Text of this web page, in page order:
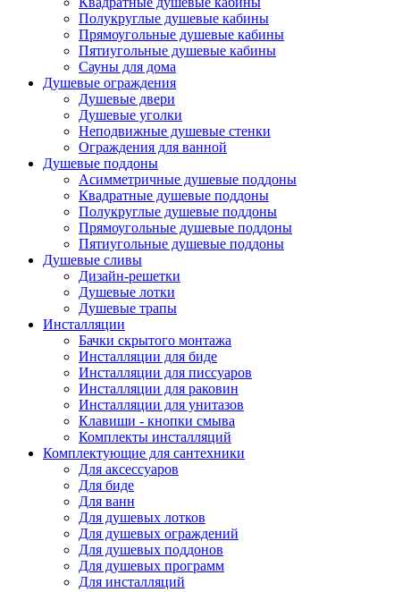
Полукруглые душевые кабины
Прямоугольные душевые кабины
Пятиугольные душевые кабины
Сауны для дома
Душевые ограждения
Душевые двери
Душевые уголки
Неподвижные душевые стенки
Ограждения для ванной
Душевые поддоны
Асимметричные душевые поддоны
Квадратные душевые поддоны
Полукруглые душевые поддоны
Прямоугольные душевые поддоны
Пятиугольные душевые поддоны
Душевые сливы
Дизайн-решетки
Душевые лотки
Душевые трапы
Инсталляции
Бачки скрытого монтажа
Инсталляции для биде
Инсталляции для писсуаров
Инсталляции для раковин
Инсталляции для унитазов
Клавиши - кнопки смыва
Комплекты инсталляций
Комплектующие для сантехники
Для аксессуаров
Для биде
Для ванн
Для душевых лотков
Для душевых ограждений
Для душевых поддонов
Для душевых программ
Для инсталляций